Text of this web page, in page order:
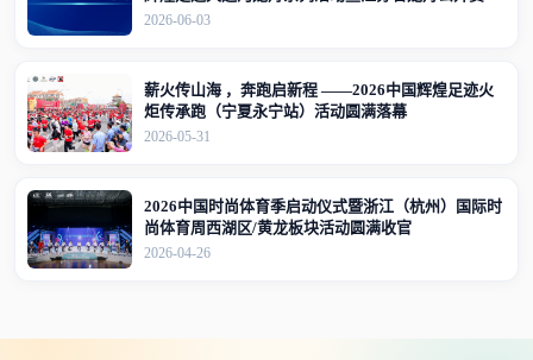
（江苏·宜兴站）竞赛规程的通知
2026-06-03
薪火传山海 ，奔跑启新程 ——2026中国辉煌足迹火
炬传承跑（宁夏永宁站）活动圆满落幕
2026-05-31
2026中国时尚体育季启动仪式暨浙江（杭州）国际时
尚体育周西湖区/黄龙板块活动圆满收官
2026-04-26